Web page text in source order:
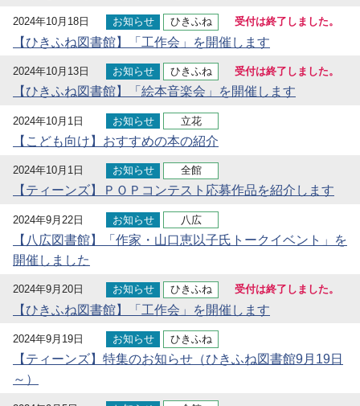
2024年10月18日 お知らせ ひきふね 受付は終了しました。
【ひきふね図書館】「工作会」を開催します
2024年10月13日 お知らせ ひきふね 受付は終了しました。
【ひきふね図書館】「絵本音楽会」を開催します
2024年10月1日 お知らせ 立花
【こども向け】おすすめの本の紹介
2024年10月1日 お知らせ 全館
【ティーンズ】ＰＯＰコンテスト応募作品を紹介します
2024年9月22日 お知らせ 八広
【八広図書館】「作家・山口恵以子氏トークイベント」を
開催しました
2024年9月20日 お知らせ ひきふね 受付は終了しました。
【ひきふね図書館】「工作会」を開催します
2024年9月19日 お知らせ ひきふね
【ティーンズ】特集のお知らせ（ひきふね図書館9月19日
～）